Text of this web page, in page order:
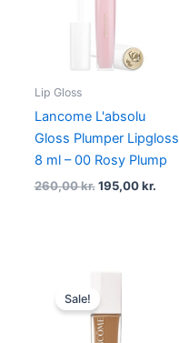
Lip Gloss
Lancome L'absolu
Gloss Plumper Lipgloss
8 ml – 00 Rosy Plump
260,00kr. 195,00kr.
Sale!
Original
was:
450,00 kr..